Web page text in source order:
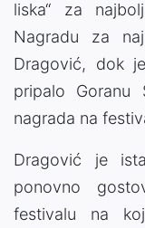
liska“ za
Nagradu za
Dragović, dok
pripalo
nagrada na
Dragović je
ponovno
festivalu na